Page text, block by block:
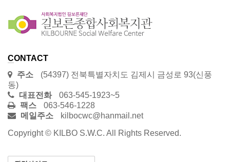
CONTACT
주소
(54397) 전북특별자치도 김제시 금성로 93(신풍
동)
대표전화
063-545-1923~5
팩스
063-546-1228
메일주소
kilbocwc@hanmail.net
Copyright © KILBO S.W.C. All Rights Reserved.